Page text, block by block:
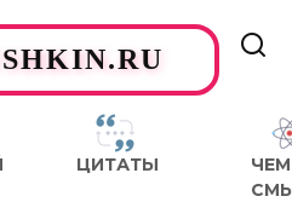
ЦИТАТЫ
ЧЕМ